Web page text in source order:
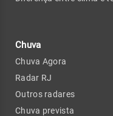
Chuva
Chuva Agora
Radar RJ
Outros radares
Chuva prevista